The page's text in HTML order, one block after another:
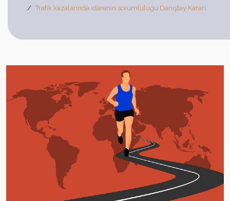
Trafik kazalarında idarenin sorumluluğu Danıştay Kararı